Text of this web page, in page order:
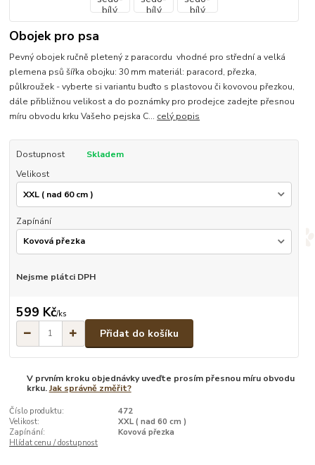
Obojek pro psa
Pevný obojek ručně pletený z paracordu vhodné pro střední a velká
plemena psů šířka obojku: 30 mm materiál: paracord, přezka,
půlkroužek - vyberte si variantu buďto s plastovou či kovovou přezkou,
dále přibližnou velikost a do poznámky pro prodejce zadejte přesnou
míru obvodu krku Vašeho pejska C... celý popis
Dostupnost
Skladem
Velikost
Zapínání
Nejsme plátci DPH
599 Kč/ks
Přidat do košíku
V prvním kroku objednávky uveďte prosím přesnou míru obvodu
krku.Jak správně změřit?
Číslo produktu:
472
Velikost:
XXL ( nad 60 cm )
Zapínání:
Kovová přezka
Hlídat cenu / dostupnost